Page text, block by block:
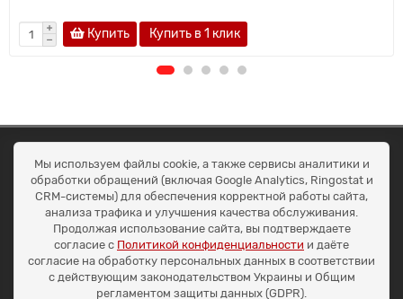
Купить Купить в 1 клик
ОКЕАН ТРЕЙД
Договір публичної оферти
Доставка та оплата
Наші контакти
Умови повернення
+38 (099) 452-20-02
+38 (098) 492-20-02
office@ocean.biz.ua
Мы используем файлы cookie, а также сервисы аналитики и
обработки обращений (включая Google Analytics, Ringostat и
CRM-системы) для обеспечения корректной работы сайта,
анализа трафика и улучшения качества обслуживания.
Продолжая использование сайта, вы подтверждаете
согласие с Политикой конфиденциальности и даёте
согласие на обработку персональных данных в соответствии
с действующим законодательством Украины и Общим
регламентом защиты данных (GDPR).